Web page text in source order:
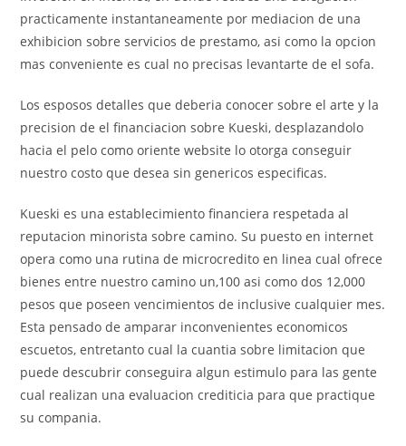
practicamente instantaneamente por mediacion de una
exhibicion sobre servicios de prestamo, asi­ como la opcion
mas conveniente es cual no precisas levantarte de el sofa.
Los esposos detalles que deberia conocer sobre el arte y la
precision de el financiacion sobre Kueski, desplazandolo
hacia el pelo como oriente website lo otorga conseguir
nuestro costo que desea sin genericos especificas.
Kueski es una establecimiento financiera respetada al
reputacion minorista sobre camino. Su puesto en internet
opera como una rutina de microcredito en linea cual ofrece
bienes entre nuestro camino un,100 asi­ como dos 12,000
pesos que poseen vencimientos de inclusive cualquier mes.
Esta pensado de amparar inconvenientes economicos
escuetos, entretanto cual la cuantia sobre limitacion que
puede descubrir conseguira algun estimulo para las gente
cual realizan una evaluacion crediticia para que practique
su compania.